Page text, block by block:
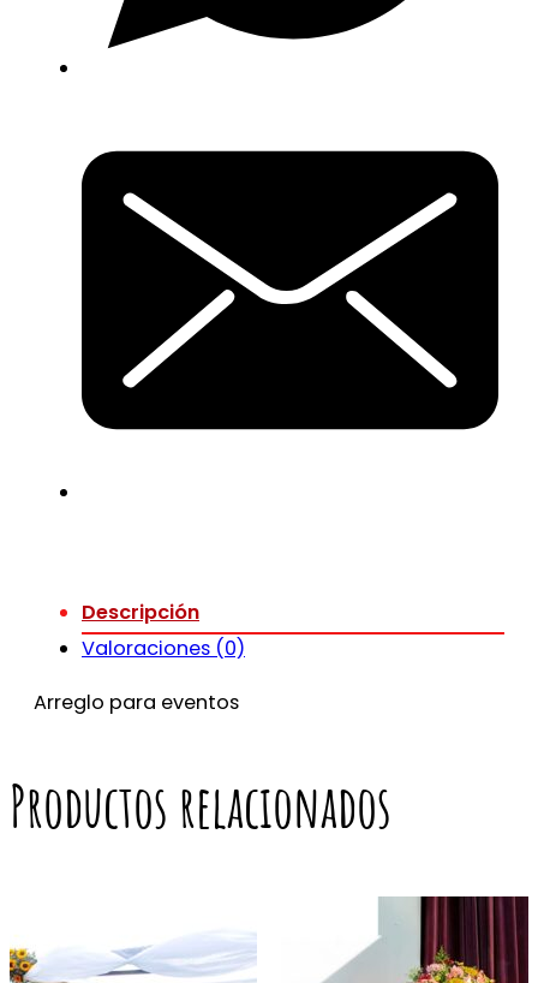
Descripción
Valoraciones (0)
Arreglo para eventos
Productos relacionados